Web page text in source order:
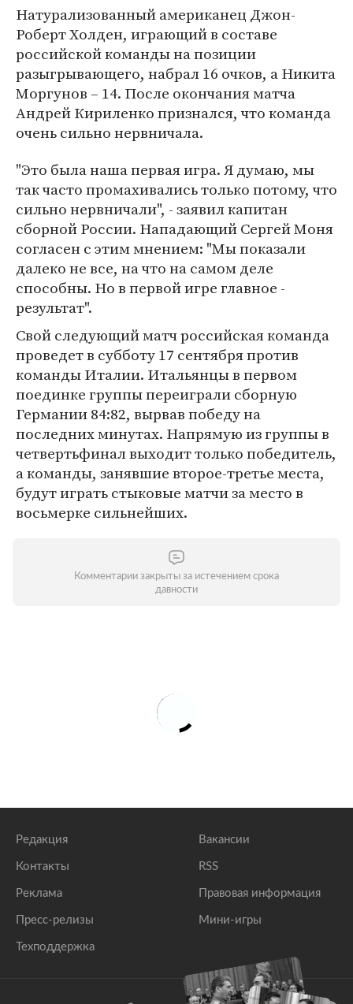
Натурализованный американец Джон-
Роберт Холден, играющий в составе
российской команды на позиции
разыгрывающего, набрал 16 очков, а Никита
Моргунов – 14. После окончания матча
Андрей Кириленко признался, что команда
очень сильно нервничала.
"Это была наша первая игра. Я думаю, мы
так часто промахивались только потому, что
сильно нервничали", - заявил капитан
сборной России. Нападающий Сергей Моня
согласен с этим мнением: "Мы показали
далеко не все, на что на самом деле
способны. Но в первой игре главное -
результат".
Свой следующий матч российская команда
проведет в субботу 17 сентября против
команды Италии. Итальянцы в первом
поединке группы переиграли сборную
Германии 84:82, вырвав победу на
последних минутах. Напрямую из группы в
четвертьфинал выходит только победитель,
а команды, занявшие второе-третье места,
будут играть стыковые матчи за место в
восьмерке сильнейших.
Комментарии закрыты за истечением срока
давности
Редакция
Контакты
Реклама
Пресс-релизы
Техподдержка
Вакансии
RSS
Правовая информация
Мини-игры